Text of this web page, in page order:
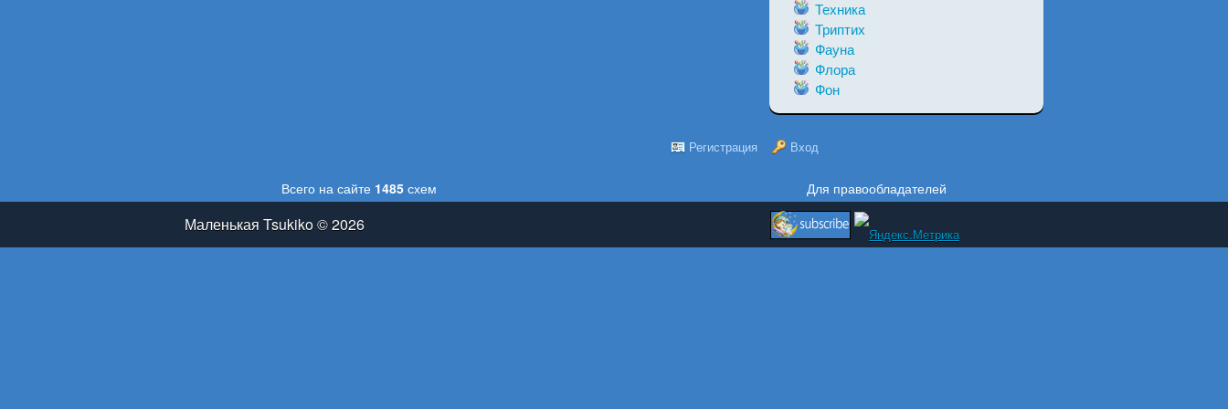
Техника
Триптих
Фауна
Флора
Фон
Регистрация Вход
Всего на сайте 1485 схем Для правообладателей
Маленькая Tsukiko © 2026